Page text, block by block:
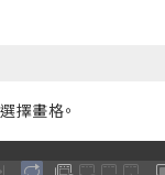
擇畫格。